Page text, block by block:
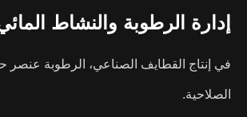
إدارة الرطوبة والنشاط
في إنتاج القطايف الصناعي، الرطوبة عنصر
الصلاحية.